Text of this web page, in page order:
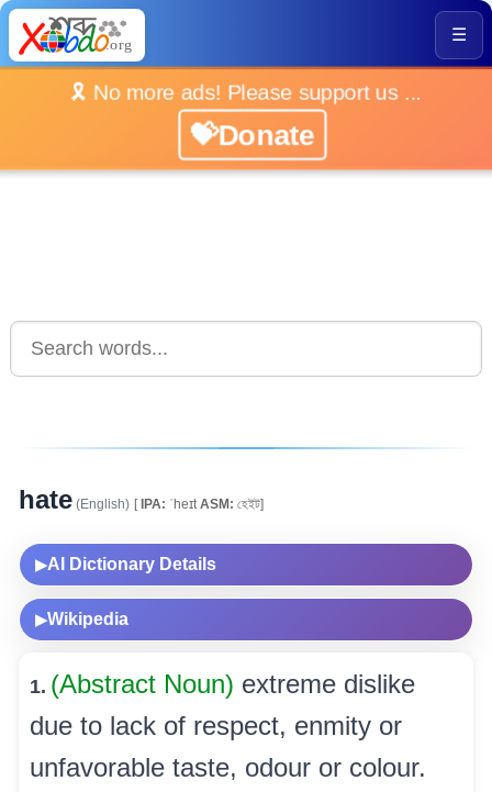
☰
🎗️ No more ads! Please support us ...
💝Donate
hate (English) [IPA: ˈheɪtASM: হেইট]
▶AI Dictionary Details
▶Wikipedia
1. (Abstract Noun) extreme dislike
due to lack of respect, enmity or
unfavorable taste, odour or colour.